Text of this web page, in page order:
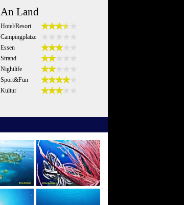
An Land
Hotel/Resort
Campingplätze
Essen
Strand
Nightlife
Sport&Fun
Kultur